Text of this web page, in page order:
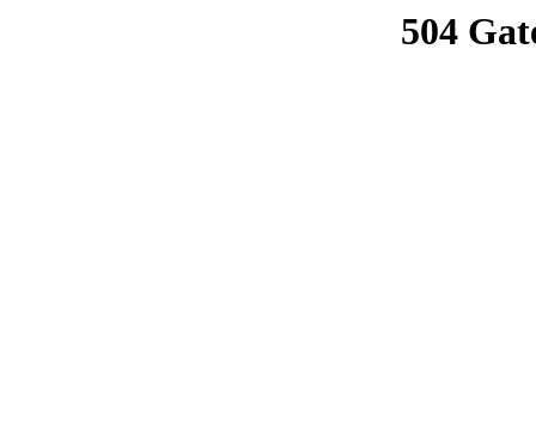
504